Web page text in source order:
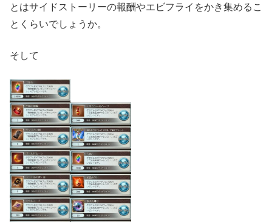
とはサイドストーリーの報酬やエビフライをかき集めるこ
とくらいでしょうか。
そして